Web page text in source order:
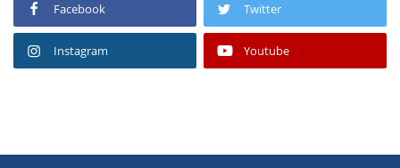
Facebook Twitter
Instagram Youtube